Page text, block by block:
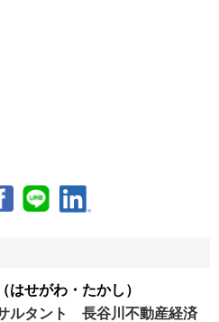
（はせがわ・たかし）
ルタント 長谷川不動産経済